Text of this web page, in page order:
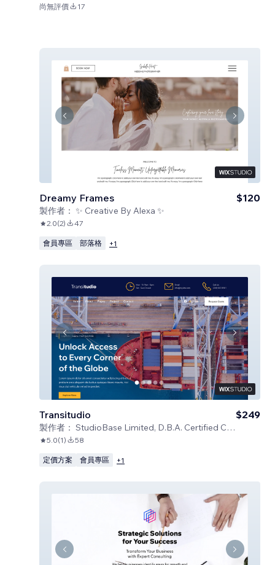
尚無評價 17
Dreamy Frames
製作者： ✨ Creative By Alexa ✨
$120
2.0(2) 47
會員專區 部落格 +1
Transitudio
製作者： StudioBase Limited, D.B.A. Certified Code
$249
5.0(1) 58
定價方案 會員專區 +1